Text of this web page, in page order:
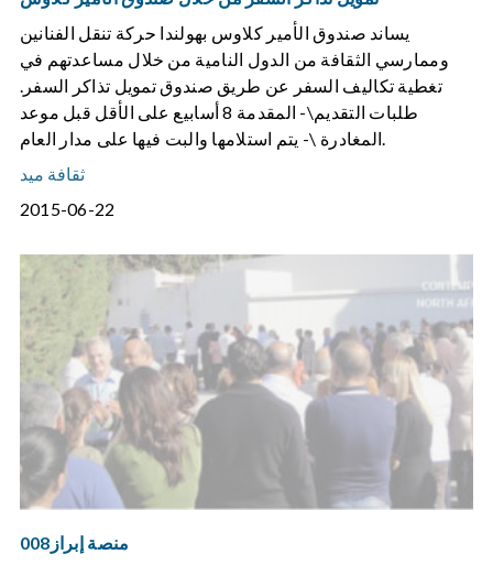
يساند صندوق الأمير كلاوس بهولندا حركة تنقل الفنانين
وممارسي الثقافة من الدول النامية من خلال مساعدتهم في
تغطية تكاليف السفر عن طريق صندوق تمويل تذاكر السفر.
طلبات التقديم\- المقدمة 8 أسابيع على الأقل قبل موعد
المغادرة \- يتم استلامها والبت فيها على مدار العام.
ثقافة ميد
2015-06-22
منصة إبراز008